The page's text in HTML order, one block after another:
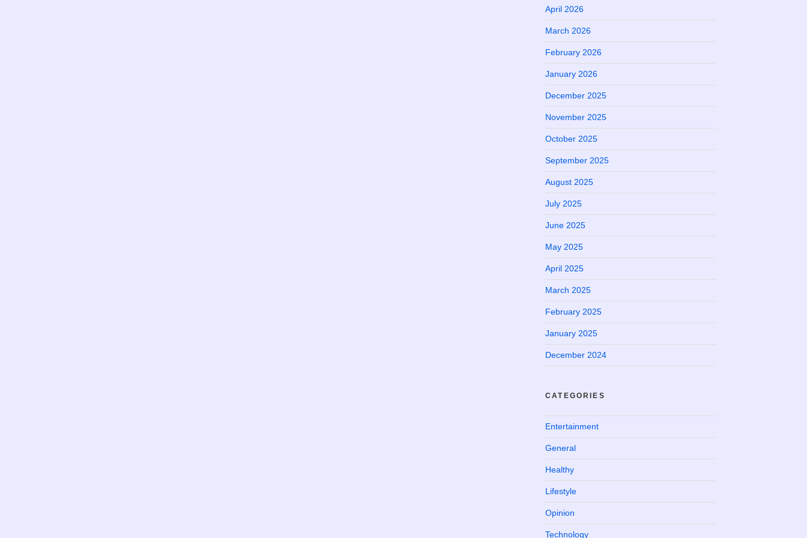
April 2026
March 2026
February 2026
January 2026
December 2025
November 2025
October 2025
September 2025
August 2025
July 2025
June 2025
May 2025
April 2025
March 2025
February 2025
January 2025
December 2024
CATEGORIES
Entertainment
General
Healthy
Lifestyle
Opinion
Technology